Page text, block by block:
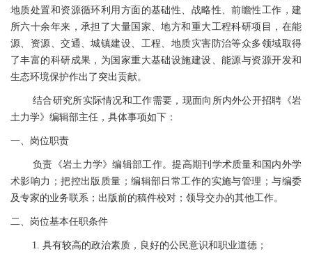
地质处置和资源循环利用方面的基础性、战略性、前瞻性工作，建
所六十余年来，承担了大量国家、地方和重大工程科研项目，在能
源、资源、交通、城镇建设、工程、地质灾害防治等众多领域取得
了丰富的科研成果，为国家重大基础设施建设、能源与资源开发和
生态环境保护作出了突出贡献。
结合研究所实际情况和工作需要，现面向所内外公开招聘《岩
土力学》编辑部主任，具体事项如下：
一、岗位职责
负责《岩土力学》编辑部工作。提高期刊学术质量和国内外学
术影响力；把控出版质量；编辑部日常工作的实施与管理；与编委
及专家的业务联系；出版前的稿件校对；领导交办的其他工作。
二、岗位基本任职条件
1. 具有较高的政治素质，良好的公民意识和职业道德；